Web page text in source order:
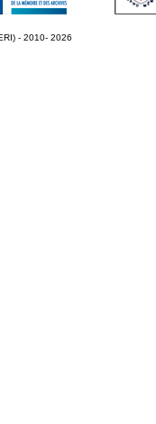
- 2010- 2026